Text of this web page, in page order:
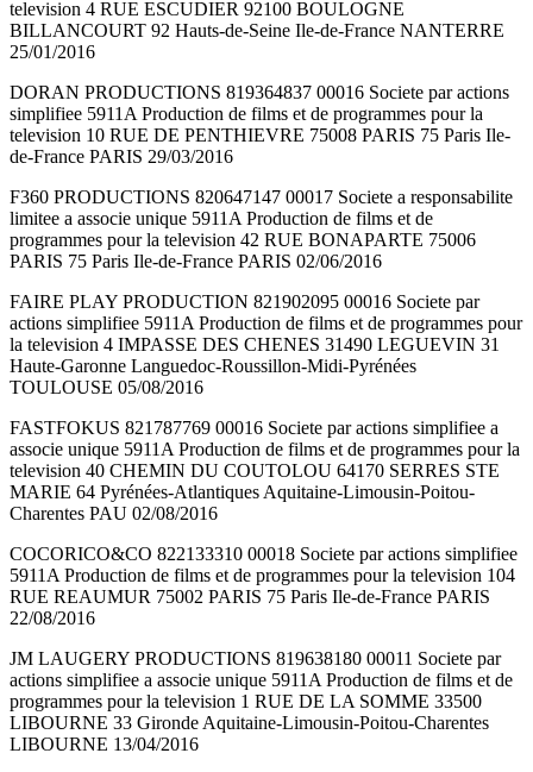
television 4 RUE ESCUDIER 92100 BOULOGNE
BILLANCOURT 92 Hauts-de-Seine Ile-de-France NANTERRE
25/01/2016
DORAN PRODUCTIONS 819364837 00016 Societe par actions
simplifiee 5911A Production de films et de programmes pour la
television 10 RUE DE PENTHIEVRE 75008 PARIS 75 Paris Ile-
de-France PARIS 29/03/2016
F360 PRODUCTIONS 820647147 00017 Societe a responsabilite
limitee a associe unique 5911A Production de films et de
programmes pour la television 42 RUE BONAPARTE 75006
PARIS 75 Paris Ile-de-France PARIS 02/06/2016
FAIRE PLAY PRODUCTION 821902095 00016 Societe par
actions simplifiee 5911A Production de films et de programmes pour
la television 4 IMPASSE DES CHENES 31490 LEGUEVIN 31
Haute-Garonne Languedoc-Roussillon-Midi-Pyrénées
TOULOUSE 05/08/2016
FASTFOKUS 821787769 00016 Societe par actions simplifiee a
associe unique 5911A Production de films et de programmes pour la
television 40 CHEMIN DU COUTOLOU 64170 SERRES STE
MARIE 64 Pyrénées-Atlantiques Aquitaine-Limousin-Poitou-
Charentes PAU 02/08/2016
COCORICO&CO 822133310 00018 Societe par actions simplifiee
5911A Production de films et de programmes pour la television 104
RUE REAUMUR 75002 PARIS 75 Paris Ile-de-France PARIS
22/08/2016
JM LAUGERY PRODUCTIONS 819638180 00011 Societe par
actions simplifiee a associe unique 5911A Production de films et de
programmes pour la television 1 RUE DE LA SOMME 33500
LIBOURNE 33 Gironde Aquitaine-Limousin-Poitou-Charentes
LIBOURNE 13/04/2016